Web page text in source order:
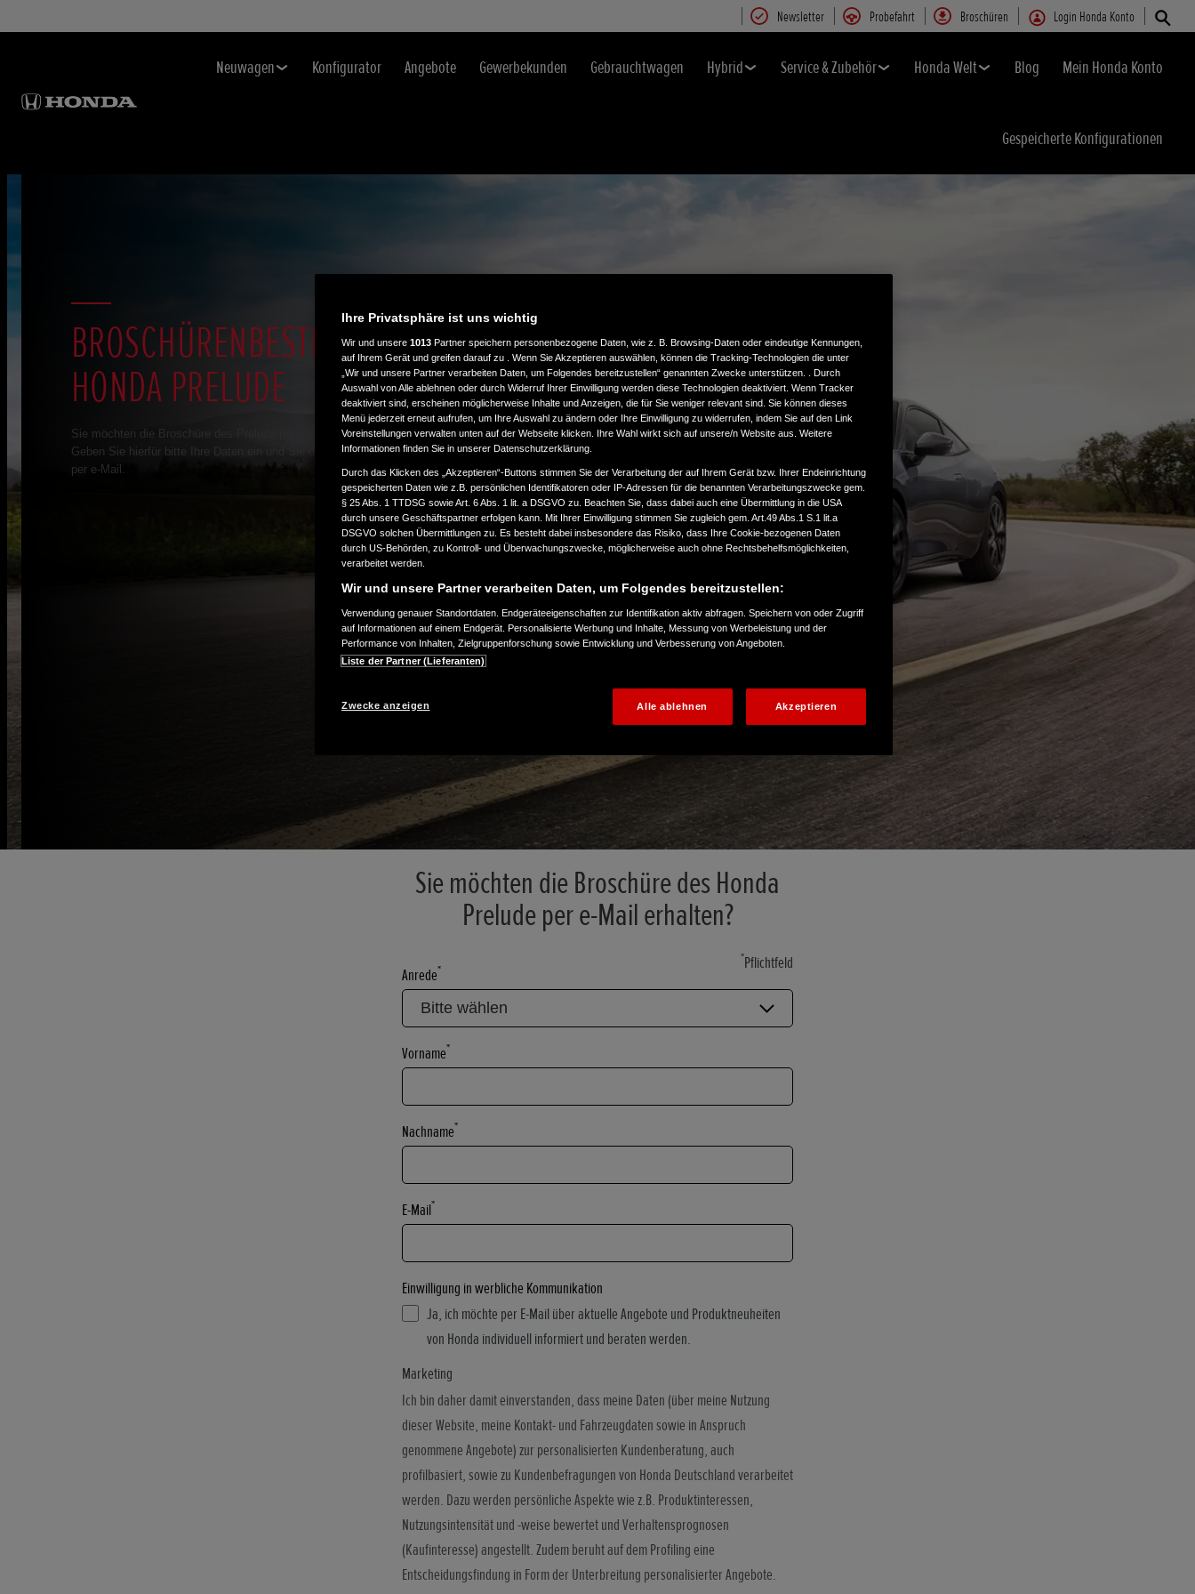
Newsletter Probefahrt Broschüren Login Honda Konto
Neuwagen Konfigurator Angebote Gewerbekunden Gebrauchtwagen Hybrid Service & Zubehör Honda Welt Blog Mein Honda Konto
Gespeicherte Konfigurationen
BROSCHÜRENBESTELLUNG
HONDA PRELUDE
Sie möchten die Broschüre des Prelude per e-Mail erhalten?
Geben Sie hierfür bitte Ihre Daten ein und Sie erhalten Ihre Broschüre
per e-Mail.
Sie möchten die Broschüre des Honda
Prelude per e-Mail erhalten?
*Pflichtfeld
Anrede*
Vorname*
Nachname*
E-Mail*
Einwilligung in werbliche Kommunikation
Ja, ich möchte per E-Mail über aktuelle Angebote und Produktneuheiten
von Honda individuell informiert und beraten werden.
Marketing
Ich bin daher damit einverstanden, dass meine Daten (über meine Nutzung
dieser Website, meine Kontakt- und Fahrzeugdaten sowie in Anspruch
genommene Angebote) zur personalisierten Kundenberatung, auch
profilbasiert, sowie zu Kundenbefragungen von Honda Deutschland verarbeitet
werden. Dazu werden persönliche Aspekte wie z.B. Produktinteressen,
Nutzungsintensität und -weise bewertet und Verhaltensprognosen
(Kaufinteresse) angestellt. Zudem beruht auf dem Profiling eine
Entscheidungsfindung in Form der Unterbreitung personalisierter Angebote.
Ihre Privatsphäre ist uns wichtig
Wir und unsere 1013 Partner speichern personenbezogene Daten, wie z. B. Browsing-Daten oder eindeutige Kennungen,
auf Ihrem Gerät und greifen darauf zu . Wenn Sie Akzeptieren auswählen, können die Tracking-Technologien die unter
„Wir und unsere Partner verarbeiten Daten, um Folgendes bereitzustellen“ genannten Zwecke unterstützen. . Durch
Auswahl von Alle ablehnen oder durch Widerruf Ihrer Einwilligung werden diese Technologien deaktiviert. Wenn Tracker
deaktiviert sind, erscheinen möglicherweise Inhalte und Anzeigen, die für Sie weniger relevant sind. Sie können dieses
Menü jederzeit erneut aufrufen, um Ihre Auswahl zu ändern oder Ihre Einwilligung zu widerrufen, indem Sie auf den Link
Voreinstellungen verwalten unten auf der Webseite klicken. Ihre Wahl wirkt sich auf unsere/n Website aus. Weitere
Informationen finden Sie in unserer Datenschutzerklärung.
Durch das Klicken des „Akzeptieren“-Buttons stimmen Sie der Verarbeitung der auf Ihrem Gerät bzw. Ihrer Endeinrichtung
gespeicherten Daten wie z.B. persönlichen Identifikatoren oder IP-Adressen für die benannten Verarbeitungszwecke gem.
§ 25 Abs. 1 TTDSG sowie Art. 6 Abs. 1 lit. a DSGVO zu. Beachten Sie, dass dabei auch eine Übermittlung in die USA
durch unsere Geschäftspartner erfolgen kann. Mit Ihrer Einwilligung stimmen Sie zugleich gem. Art.49 Abs.1 S.1 lit.a
DSGVO solchen Übermittlungen zu. Es besteht dabei insbesondere das Risiko, dass Ihre Cookie-bezogenen Daten
durch US-Behörden, zu Kontroll- und Überwachungszwecke, möglicherweise auch ohne Rechtsbehelfsmöglichkeiten,
verarbeitet werden.
Wir und unsere Partner verarbeiten Daten, um Folgendes bereitzustellen:
Verwendung genauer Standortdaten. Endgeräteeigenschaften zur Identifikation aktiv abfragen. Speichern von oder Zugriff
auf Informationen auf einem Endgerät. Personalisierte Werbung und Inhalte, Messung von Werbeleistung und der
Performance von Inhalten, Zielgruppenforschung sowie Entwicklung und Verbesserung von Angeboten.
Liste der Partner (Lieferanten)
Zwecke anzeigen Alle ablehnen Akzeptieren